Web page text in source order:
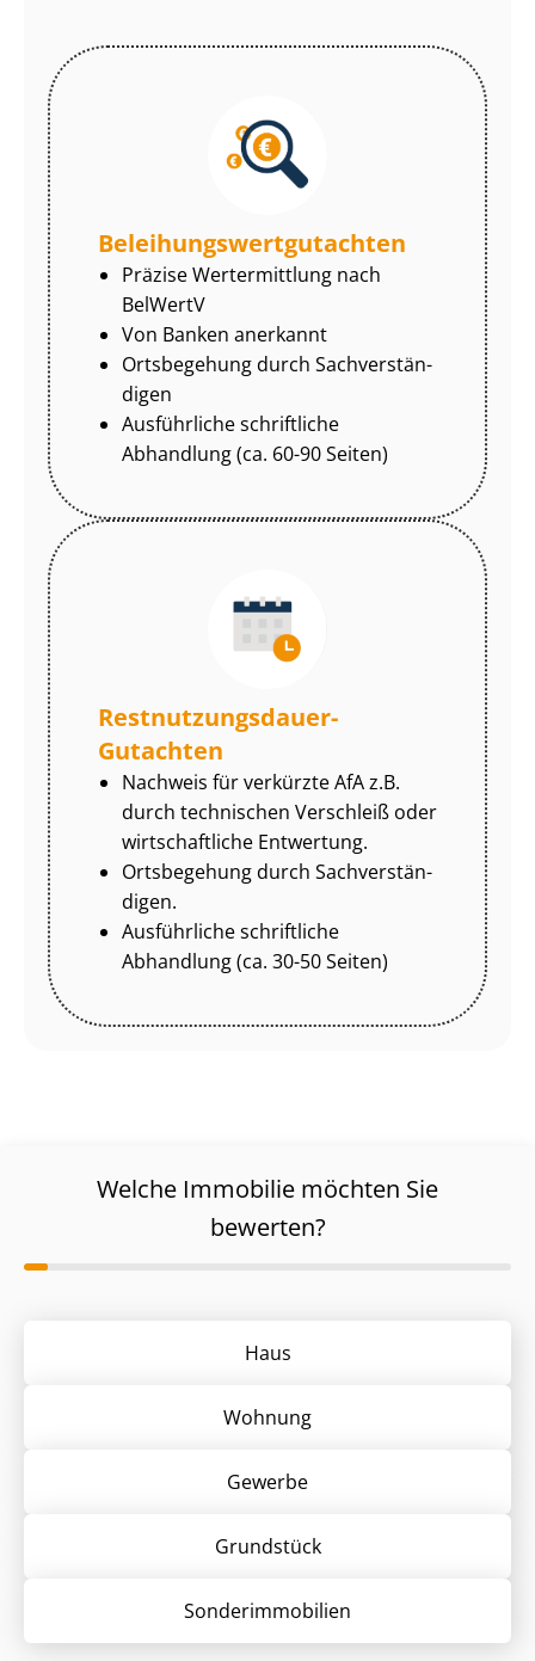
Be­lei­hungs­wert­gut­ach­ten
Präzise Wertermittlung nach
BelWertV
Von Banken anerkannt
Ortsbegehung durch Sach­ver­stän­
di­gen
Ausführliche schriftliche
Abhandlung (ca. 60-90 Seiten)
Rest­nut­zungs­dau­er-
Gutachten
Nachweis für verkürzte AfA z.B.
durch technischen Verschleiß oder
wirtschaftliche Entwertung.
Ortsbegehung durch Sach­ver­stän­
di­gen.
Ausführliche schriftliche
Abhandlung (ca. 30-50 Seiten)
Welche Immobilie möchten Sie
bewerten?
Haus
Wohnung
Gewerbe
Grund­stück
Sonder­immobilien